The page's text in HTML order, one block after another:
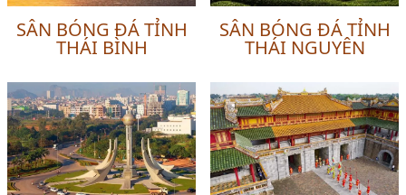
SÂN BÓNG ĐÁ TỈNH
THÁI BÌNH
SÂN BÓNG ĐÁ TỈNH
THÁI NGUYÊN